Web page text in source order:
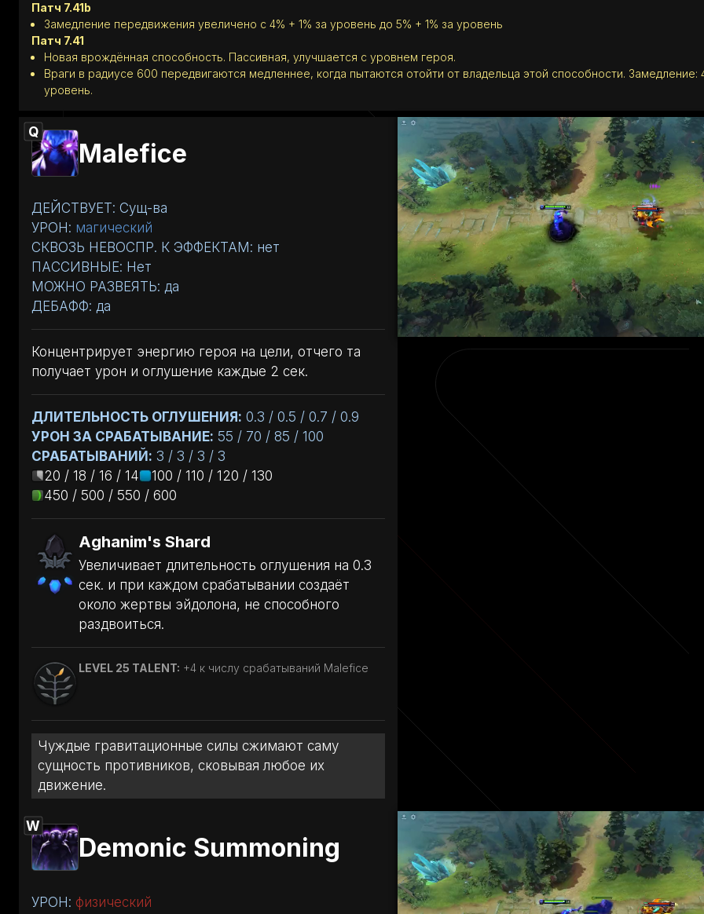
Патч 7.41b
Замедление передвижения увеличено с 4% + 1% за уровень до 5% + 1% за уровень
Патч 7.41
Новая врождённая способность. Пассивная, улучшается с уровнем героя.
Враги в радиусе 600 передвигаются медленнее, когда пытаются отойти от владельца этой способности. Замедление:
уровень.
Q
Malefice
ДЕЙСТВУЕТ: Сущ-ва
УРОН: магический
СКВОЗЬ НЕВОСПР. К ЭФФЕКТАМ: нет
ПАССИВНЫЕ: Нет
МОЖНО РАЗВЕЯТЬ: да
ДЕБАФФ: да
Концентрирует энергию героя на цели, отчего та
получает урон и оглушение каждые 2 сек.
ДЛИТЕЛЬНОСТЬ ОГЛУШЕНИЯ: 0.3 / 0.5 / 0.7 / 0.9
УРОН ЗА СРАБАТЫВАНИЕ: 55 / 70 / 85 / 100
СРАБАТЫВАНИЙ: 3 / 3 / 3 / 3
20 / 18 / 16 / 14
100 / 110 / 120 / 130
450 / 500 / 550 / 600
Aghanim's Shard
Увеличивает длительность оглушения на 0.3
сек. и при каждом срабатывании создаёт
около жертвы эйдолона, не способного
раздвоиться.
LEVEL 25 TALENT: +4 к числу срабатываний Malefice
Чуждые гравитационные силы сжимают саму
сущность противников, сковывая любое их
движение.
W
Demonic Summoning
УРОН: физический